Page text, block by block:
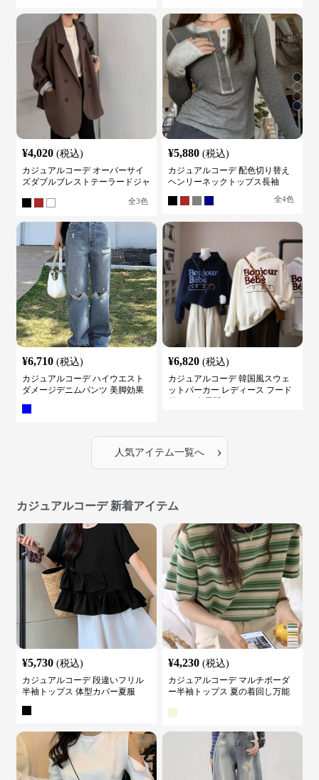
¥4,020 (税込)
カジュアルコーデ オーバーサイ
ズダブルブレストテーラードジャ
ケット
全3 色
¥5,880 (税込)
カジュアルコーデ 配色切り替え
ヘンリーネックトップス長袖
全
¥6,710 (税込)
カジュアルコーデ ハイウエスト
ダメージデニムパンツ 美脚効果
¥6,820 (税込)
カジュアルコーデ 韓国風スウェ
ットパーカー レディース フード
付き ５色展開
人気アイテム一覧へ ›
¥5,730 (税込)
カジュアルコーデ 段違いフリル
半袖トップス 体型カバー夏服
¥4,230 (税込)
カジュアルコーデ マルチボーダ
ー半袖トップス 夏の着回し万能
カットソー